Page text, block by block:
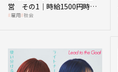
営 その1｜時給1500円時代
へ向かう社会的背景
雇用 社会